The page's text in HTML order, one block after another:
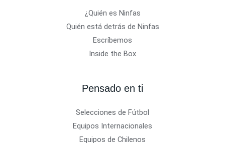
¿Quién es Ninfas
Quién está detrás de Ninfas
Escríbemos
Inside the Box
Pensado en ti
Selecciones de Fútbol
Equipos Internacionales
Equipos de Chilenos